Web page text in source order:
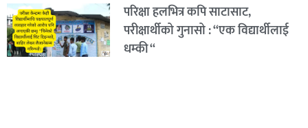
परिक्षा हलभित्र कपि साटासाट,
परीक्षार्थीको गुनासो : “एक विद्यार्थीलाई
धम्की “